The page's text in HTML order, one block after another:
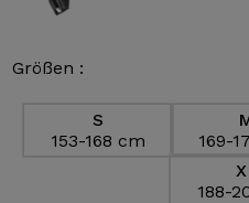
Größen :
S
153-168 cm
169-
188-